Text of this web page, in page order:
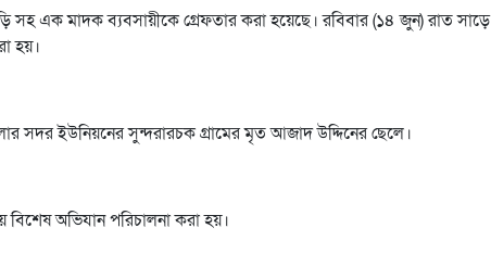
সহ এক মাদক ব্যবসায়ীকে গ্রেফতার করা হয়েছে। রবিবার (১৪ জুন) রাত সাড়ে
হয়।
সদর ইউনিয়নের সুন্দরারচক গ্রামের মৃত আজাদ উদ্দিনের ছেলে।
অভিযান পরিচালনা করা হয়।